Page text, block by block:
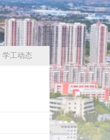
学工动态